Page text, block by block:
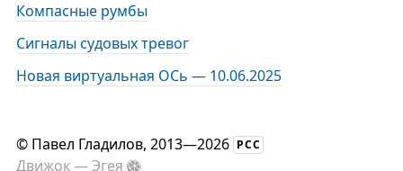
Компасные румбы
Сигналы судовых тревог
Новая виртуальная ОСь — 10.06.2025
© Павел Гладилов, 2013—2026 РСС
Движок —Эгея